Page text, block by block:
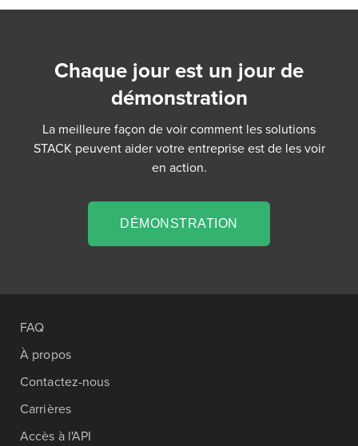
Chaque jour est un jour de
démonstration
La meilleure façon de voir comment les solutions
STACK peuvent aider votre entreprise est de les voir
en action.
DÉMONSTRATION
FAQ
À propos
Contactez-nous
Carrières
Accès à l'API